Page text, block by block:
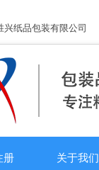
纸品包装有限公司
册 关于我们